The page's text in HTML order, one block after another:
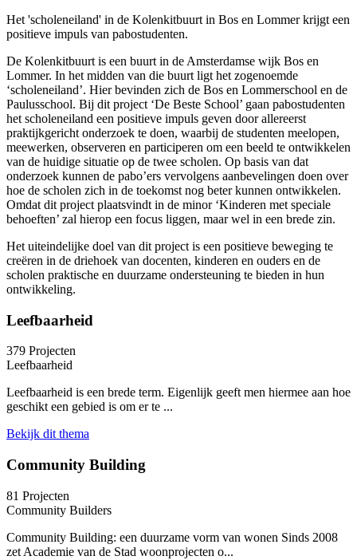
Het 'scholeneiland' in de Kolenkitbuurt in Bos en Lommer krijgt een
positieve impuls van pabostudenten.
De Kolenkitbuurt is een buurt in de Amsterdamse wijk Bos en
Lommer. In het midden van die buurt ligt het zogenoemde
‘scholeneiland’. Hier bevinden zich de Bos en Lommerschool en de
Paulusschool. Bij dit project ‘De Beste School’ gaan pabostudenten
het scholeneiland een positieve impuls geven door allereerst
praktijkgericht onderzoek te doen, waarbij de studenten meelopen,
meewerken, observeren en participeren om een beeld te ontwikkelen
van de huidige situatie op de twee scholen. Op basis van dat
onderzoek kunnen de pabo’ers vervolgens aanbevelingen doen over
hoe de scholen zich in de toekomst nog beter kunnen ontwikkelen.
Omdat dit project plaatsvindt in de minor ‘Kinderen met speciale
behoeften’ zal hierop een focus liggen, maar wel in een brede zin.
Het uiteindelijke doel van dit project is een positieve beweging te
creëren in de driehoek van docenten, kinderen en ouders en de
scholen praktische en duurzame ondersteuning te bieden in hun
ontwikkeling.
Leefbaarheid
379 Projecten
Leefbaarheid
Leefbaarheid is een brede term. Eigenlijk geeft men hiermee aan hoe
geschikt een gebied is om er te ...
Bekijk dit thema
Community Building
81 Projecten
Community Builders
Community Building: een duurzame vorm van wonen Sinds 2008
zet Academie van de Stad woonprojecten o...